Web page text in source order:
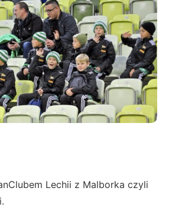
Lechii z Malborka czyli